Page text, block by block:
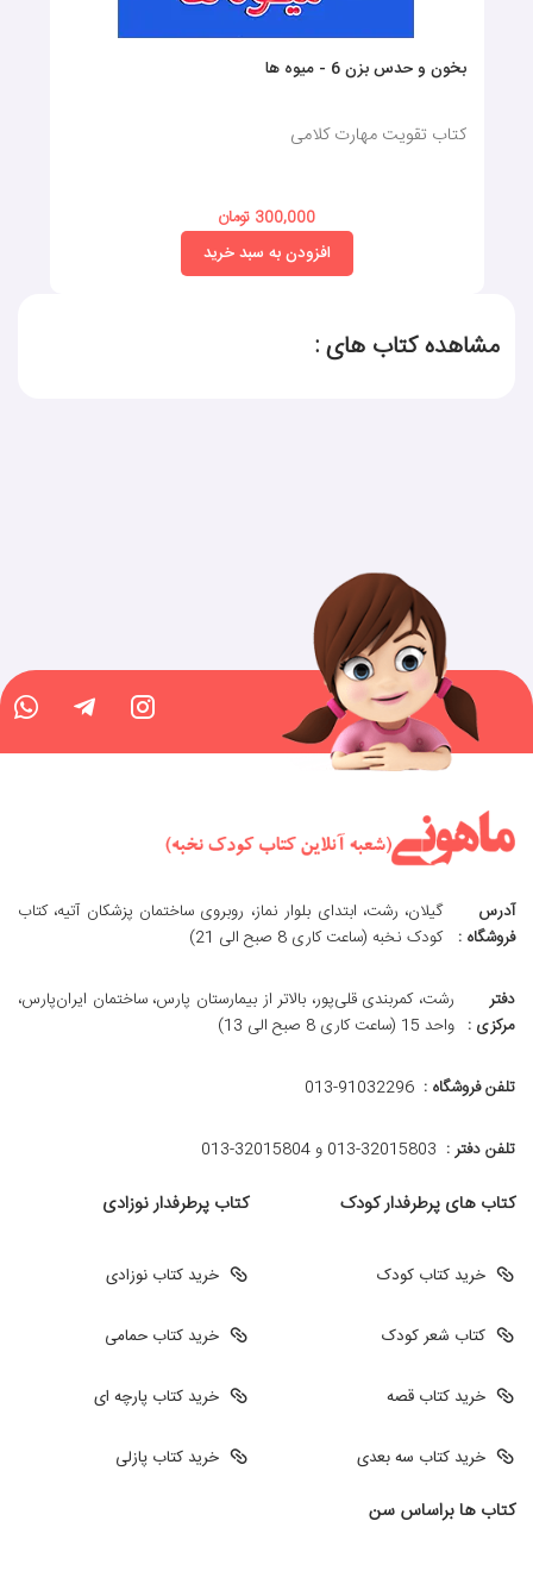
بخون و حدس بزن 6 - میوه ها
کتاب تقویت مهارت کلامی
300,000 تومان
افزودن به سبد خرید
مشاهده کتاب های :
آدرس
فروشگاه :
گیلان، رشت، ابتدای بلوار نماز، روبروی ساختمان پزشکان آتیه، کتاب
کودک نخبه (ساعت کاری 8 صبح الی 21)
دفتر
مرکزی :
رشت، کمربندی قلی‌پور، بالاتر از بیمارستان پارس، ساختمان ایران‌پارس،
واحد 15 (ساعت کاری 8 صبح الی 13)
تلفن فروشگاه : 013-91032296
تلفن دفتر : 013-32015803 و 32015804-013
کتاب های پرطرفدار کودک
خرید کتاب کودک
کتاب شعر کودک
خرید کتاب قصه
خرید کتاب سه بعدی
کتاب پرطرفدار نوزادی
خرید کتاب نوزادی
خرید کتاب حمامی
خرید کتاب پارچه ای
خرید کتاب پازلی
کتاب ها براساس سن